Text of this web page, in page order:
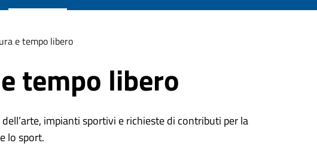
e tempo libero
tempo libero
impianti sportivi e richieste di contributi per la
lo sport.